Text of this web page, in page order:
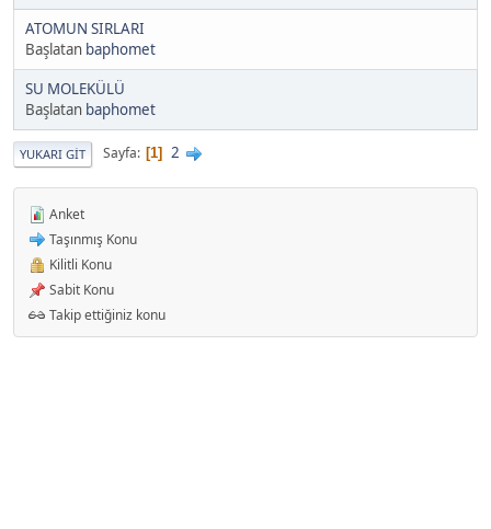
ATOMUN SIRLARI
Başlatan baphomet
SU MOLEKÜLÜ
Başlatan baphomet
YUKARI GIT Sayfa 1 2
Anket
Taşınmış Konu
Kilitli Konu
Sabit Konu
Takip ettiğiniz konu